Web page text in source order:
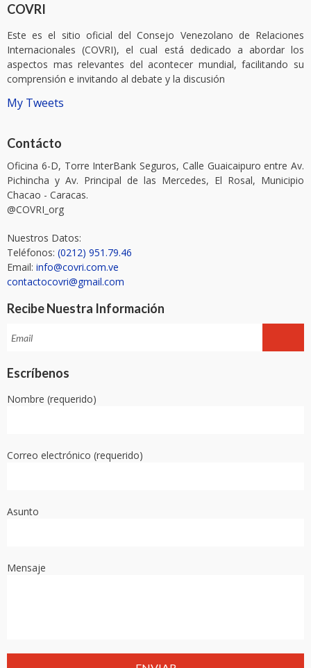
COVRI
Este es el sitio oficial del Consejo Venezolano de Relaciones
Internacionales (COVRI), el cual está dedicado a abordar los
aspectos mas relevantes del acontecer mundial, facilitando su
comprensión e invitando al debate y la discusión
My Tweets
Contácto
Oficina 6-D, Torre InterBank Seguros, Calle Guaicaipuro entre Av.
Pichincha y Av. Principal de las Mercedes, El Rosal, Municipio
Chacao - Caracas.
@COVRI_org
Nuestros Datos:
Teléfonos: (0212) 951.79.46
Email: info@covri.com.ve
contactocovri@gmail.com
Recibe Nuestra Información
Escríbenos
Nombre (requerido)
Correo electrónico (requerido)
Asunto
Mensaje